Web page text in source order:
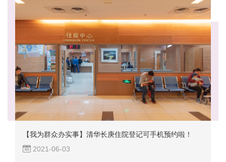
【我为群众办实事】清华长庚住院登记可手机预约啦！
2021-06-03